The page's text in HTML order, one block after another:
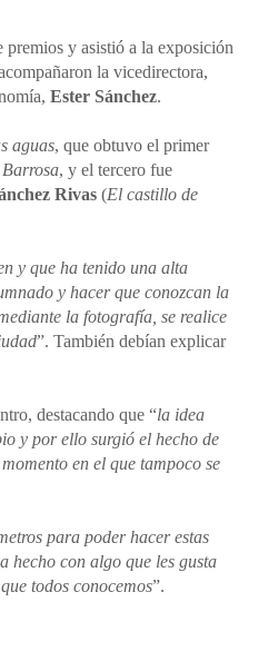
premios y asistió a la exposición
la vicedirectora,
Ester Sánchez.
aguas, que obtuvo el primer
, y el tercero fue
Rivas(El castillo de
y que ha tenido una alta
y hacer que conozcan la
la fotografía, se realice
”. También debían explicar
destacando que “la idea
y por ello surgió el hecho de
en el que tampoco se
para poder hacer estas
hecho con algo que les gusta
todos conocemos”.